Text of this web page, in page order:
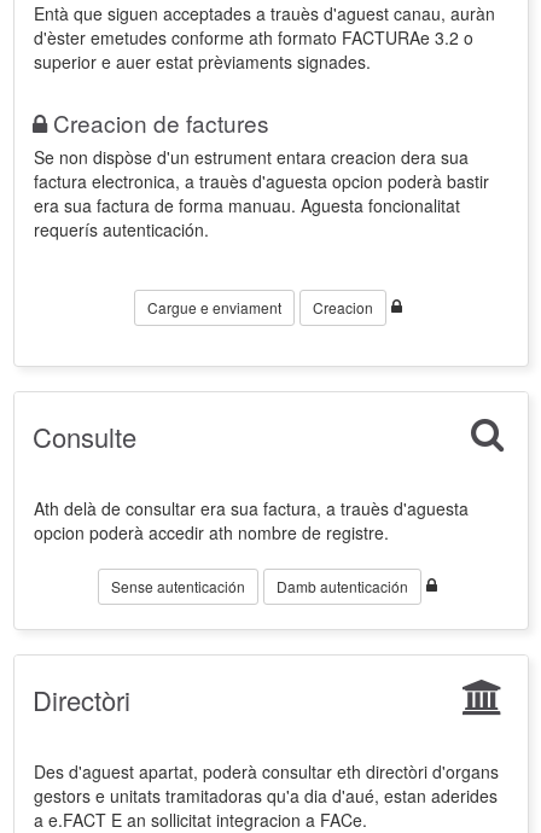
Entà que siguen acceptades a trauès d'aguest canau, auràn
d'èster emetudes conforme ath formato FACTURAe 3.2 o
superior e auer estat prèviaments signades.
Creacion de factures
Se non dispòse d'un estrument entara creacion dera sua
factura electronica, a trauès d'aguesta opcion poderà bastir
era sua factura de forma manuau. Aguesta foncionalitat
requerís autenticación.
Cargue e enviament Creacion
Consulte
Ath delà de consultar era sua factura, a trauès d'aguesta
opcion poderà accedir ath nombre de registre.
Sense autenticación Damb autenticación
Directòri
Des d'aguest apartat, poderà consultar eth directòri d'organs
gestors e unitats tramitadoras qu'a dia d'aué, estan aderides
a e.FACT E an sollicitat integracion a FACe.